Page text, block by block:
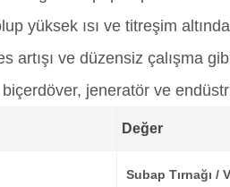
yüksek ısı ve titreşim
artışı ve düzensiz çalışma
jeneratör ve
Değer
Subap Tırnağı /